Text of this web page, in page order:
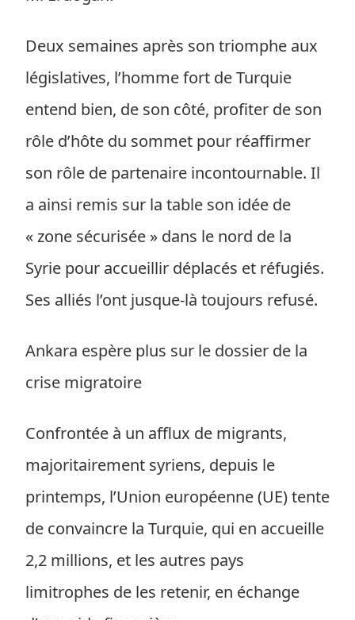
Deux semaines après son triomphe aux
législatives, l’homme fort de Turquie
entend bien, de son côté, profiter de son
rôle d’hôte du sommet pour réaffirmer
son rôle de partenaire incontournable. Il
a ainsi remis sur la table son idée de
« zone sécurisée » dans le nord de la
Syrie pour accueillir déplacés et réfugiés.
Ses alliés l’ont jusque-là toujours refusé.
Ankara espère plus sur le dossier de la
crise migratoire
Confrontée à un afflux de migrants,
majoritairement syriens, depuis le
printemps, l’Union européenne (UE) tente
de convaincre la Turquie, qui en accueille
2,2 millions, et les autres pays
limitrophes de les retenir, en échange